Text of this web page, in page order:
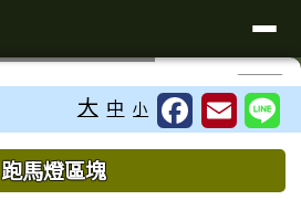
⏸
大 中 小
跑馬燈區塊